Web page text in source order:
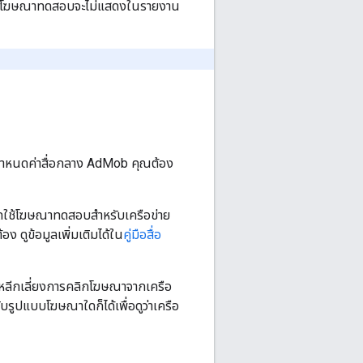
ษณาทดสอบจะไม่แสดงในรายงาน
หนดค่าสื่อกลาง AdMob คุณต้อง
ช้โฆษณาทดสอบสำหรับเครือข่าย
ง ดูข้อมูลเพิ่มเติมได้ในคู่มือสื่อ
กเลี่ยงการคลิกโฆษณาจากเครือ
รูปแบบโฆษณาใดก็ได้เพื่อดูว่าเครือ